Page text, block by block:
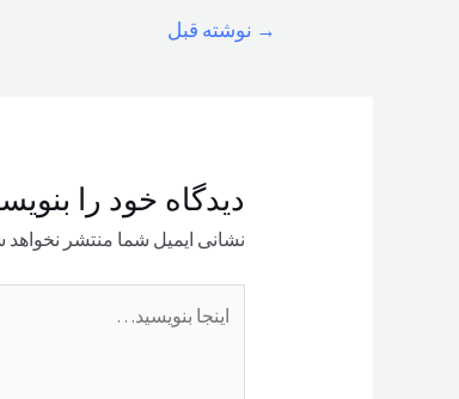
→ نوشته قبل
دیدگاه‌ خود را
نشانی ایمیل شما منتشر نخواهد
بنویسید…